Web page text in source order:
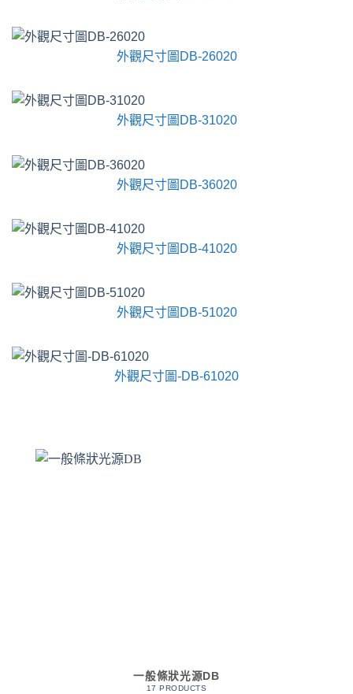
外觀尺寸圖DB-26020
外觀尺寸圖DB-31020
外觀尺寸圖DB-36020
外觀尺寸圖DB-41020
外觀尺寸圖DB-51020
外觀尺寸圖-DB-61020
一般條狀光源DB
17 PRODUCTS